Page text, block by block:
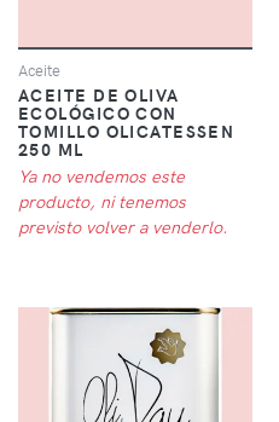
Aceite
ACEITE DE OLIVA
ECOLÓGICO CON
TOMILLO OLICATESSEN
250 ML
Ya no vendemos este
producto, ni tenemos
previsto volver a venderlo.